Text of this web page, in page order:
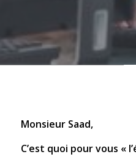
Monsieur Saad,
C’est quoi pour vous «